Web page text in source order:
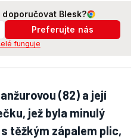
doporučovat Blesk?
Preferujte nás
funguje
(82) a její
jež byla minulý
těžkým zápalem plic,